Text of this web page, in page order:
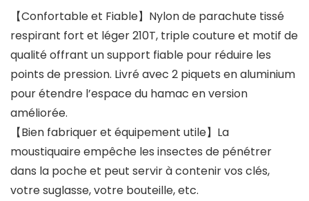
【Confortable et Fiable】Nylon de parachute tissé
respirant fort et léger 210T, triple couture et motif de
qualité offrant un support fiable pour réduire les
points de pression. Livré avec 2 piquets en aluminium
pour étendre l’espace du hamac en version
améliorée.
【Bien fabriquer et équipement utile】La
moustiquaire empêche les insectes de pénétrer
dans la poche et peut servir à contenir vos clés,
votre suglasse, votre bouteille, etc.